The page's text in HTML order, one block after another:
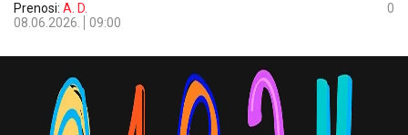
Prenosi: A. D.
08.06.2026.
09:00
0